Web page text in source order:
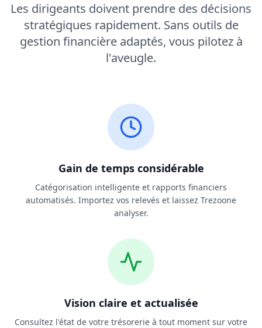
Les dirigeants doivent prendre des décisions
stratégiques rapidement. Sans outils de
gestion financière adaptés, vous pilotez à
l'aveugle.
Gain de temps considérable
Catégorisation intelligente et rapports financiers
automatisés. Importez vos relevés et laissez Trezoone
analyser.
Vision claire et actualisée
Consultez l'état de votre trésorerie à tout moment sur votre